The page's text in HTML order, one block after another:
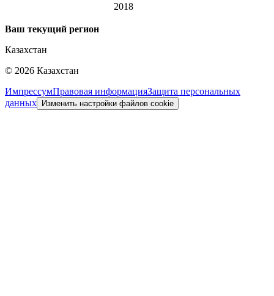
2018
Ваш текущий регион
Казахстан
© 2026 Казахстан
ИмпрессумПравовая информацияЗащита персональных
данных Изменить настройки файлов cookie